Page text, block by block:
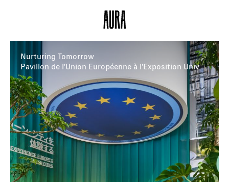
Nurturing Tomorrow
Pavillon de l'Union Européenne à l'Exposition Universelle 2025 à Osaka